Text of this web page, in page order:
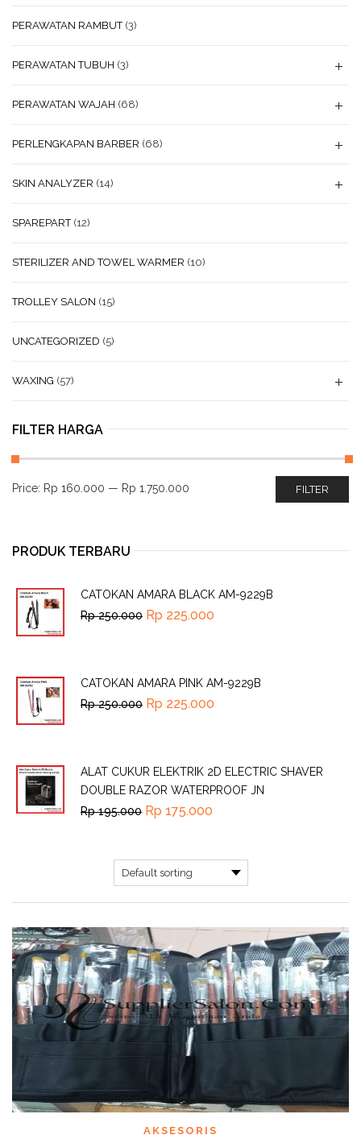
AKSESORIS
PERAWATAN RAMBUT (3)
PERAWATAN TUBUH (3)
PERAWATAN WAJAH (68)
PERLENGKAPAN BARBER (68)
SKIN ANALYZER (14)
SPAREPART (12)
STERILIZER AND TOWEL WARMER (10)
TROLLEY SALON (15)
UNCATEGORIZED (5)
WAXING (57)
FILTER HARGA
FILTER
Price: Rp 160.000 — Rp 1.750.000
PRODUK TERBARU
CATOKAN AMARA BLACK AM-9229B
Rp250.000 Rp 225.000
CATOKAN AMARA PINK AM-9229B
Rp250.000 Rp 225.000
ALAT CUKUR ELEKTRIK 2D ELECTRIC SHAVER
DOUBLE RAZOR WATERPROOF JN
Rp195.000 Rp 175.000